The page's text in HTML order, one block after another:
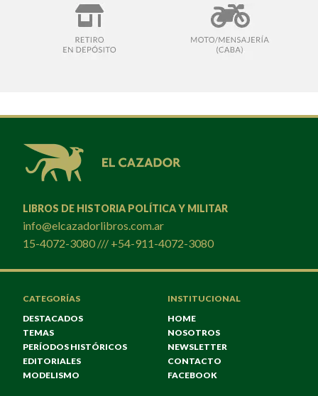
LIBROS DE HISTORIA POLÍTICA Y MILITAR
info@elcazadorlibros.com.ar
15-4072-3080 /// +54-911-4072-3080
CATEGORÍAS
DESTACADOS
TEMAS
PERÍODOS HISTÓRICOS
EDITORIALES
MODELISMO
INSTITUCIONAL
HOME
NOSOTROS
NEWSLETTER
CONTACTO
FACEBOOK